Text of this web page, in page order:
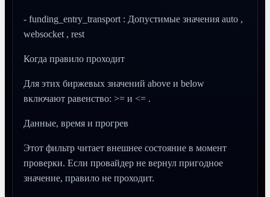
- funding_entry_transport : Допустимые значения auto ,
websocket , rest
Когда правило проходит
Для этих биржевых значений above и below
включают равенство: >= и <= .
Данные, время и прогрев
Этот фильтр читает внешнее состояние в момент
проверки. Если провайдер не вернул пригодное
значение, правило не проходит.